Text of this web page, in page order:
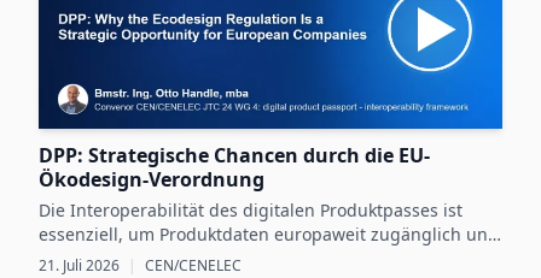
DPP: Strategische Chancen durch die EU-
Ökodesign-Verordnung
Die Interoperabilität des digitalen Produktpasses ist
essenziell, um Produktdaten europaweit zugänglich und
nutzbar zu machen und dadurch neue Chancen für
21. Juli 2026 | CEN/CENELEC